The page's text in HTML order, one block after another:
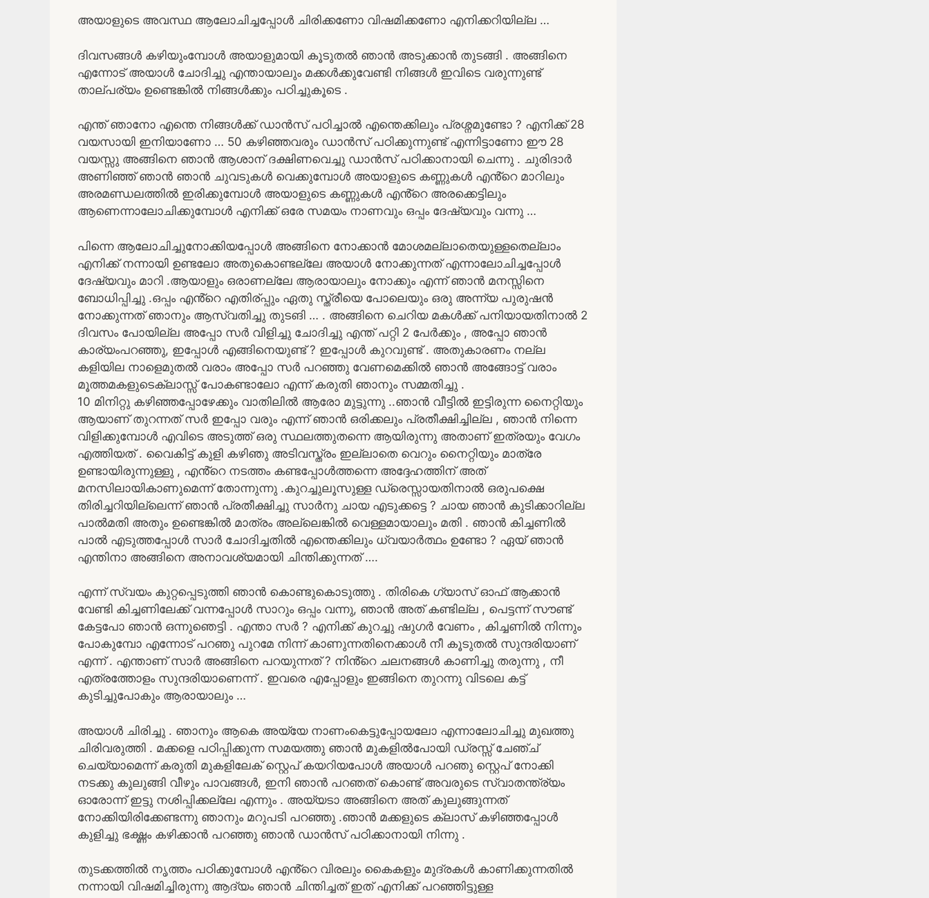
അയാളുടെ അവസ്ഥ ആലോചിച്ചപ്പോൾ ചിരിക്കണോ വിഷമിക്കണോ എനിക്കറിയില്ല …
ദിവസങ്ങൾ കഴിയുംമ്പോൾ അയാളുമായി കൂടുതൽ ഞാൻ അടുക്കാൻ തുടങ്ങി . അങ്ങിനെ
എന്നോട് അയാൾ ചോദിച്ചു എന്തായാലും മക്കൾക്കുവേണ്ടി നിങ്ങൾ ഇവിടെ വരുന്നുണ്ട്
താല്പര്യം ഉണ്ടെങ്കിൽ നിങ്ങൾക്കും പഠിച്ചുകൂടെ .
എന്ത് ഞാനോ എന്തെ നിങ്ങൾക്ക് ഡാൻസ് പഠിച്ചാൽ എന്തെക്കിലും പ്രശ്നമുണ്ടോ ? എനിക്ക് 28
വയസായി ഇനിയാണോ … 50 കഴിഞ്ഞവരും ഡാൻസ് പഠിക്കുന്നുണ്ട് എന്നിട്ടാണോ ഈ 28
വയസ്സു അങ്ങിനെ ഞാൻ ആശാന് ദക്ഷിണവെച്ചു ഡാൻസ് പഠിക്കാനായി ചെന്നു . ചുരിദാർ
അണിഞ്ഞ് ഞാൻ ഞാൻ ചുവടുകൾ വെക്കുമ്പോൾ അയാളുടെ കണ്ണുകൾ എൻ്റെ മാറിലും
അരമണ്ഡലത്തിൽ ഇരിക്കുമ്പോൾ അയാളുടെ കണ്ണുകൾ എൻ്റെ അരക്കെട്ടിലും
ആണെന്നാലോചിക്കുമ്പോൾ എനിക്ക് ഒരേ സമയം നാണവും ഒപ്പം ദേഷ്യവും വന്നു …
പിന്നെ ആലോചിച്ചുനോക്കിയപ്പോൾ അങ്ങിനെ നോക്കാൻ മോശമല്ലാതെയുള്ളതെല്ലാം
എനിക്ക് നന്നായി ഉണ്ടലോ അതുകൊണ്ടല്ലേ അയാൾ നോക്കുന്നത് എന്നാലോചിച്ചപ്പോൾ
ദേഷ്യവും മാറി .ആയാളും ഒരാണല്ലേ ആരായാലും നോക്കും എന്ന് ഞാൻ മനസ്സിനെ
ബോധിപ്പിച്ചു .ഒപ്പം എൻ്റെ എതിര്പ്പും ഏതു സ്ത്രീയെ പോലെയും ഒരു അന്ന്യ പുരുഷൻ
നോക്കുന്നത് ഞാനും ആസ്വതിച്ചു തുടങി … . അങ്ങിനെ ചെറിയ മകൾക്ക് പനിയായതിനാൽ 2
ദിവസം പോയില്ല അപ്പോ സർ വിളിച്ചു ചോദിച്ചു എന്ത് പറ്റി 2 പേർക്കും , അപ്പോ ഞാൻ
കാര്യംപറഞ്ഞു, ഇപ്പോൾ എങ്ങിനെയുണ്ട് ? ഇപ്പോൾ കുറവുണ്ട് . അതുകാരണം നല്ല
കളിയില നാളെമുതൽ വരാം അപ്പോ സർ പറഞ്ഞു വേണമെക്കിൽ ഞാൻ അങ്ങോട്ട് വരാം
മൂത്തമകളുടെക്ലാസ്സ് പോകണ്ടാലോ എന്ന് കരുതി ഞാനും സമ്മതിച്ചു .
10 മിനിറ്റു കഴിഞ്ഞപ്പോഴേക്കും വാതിലിൽ ആരോ മുട്ടുന്നു ..ഞാൻ വീട്ടിൽ ഇട്ടിരുന്ന നൈറ്റിയും
ആയാണ് തുറന്നത് സർ ഇപ്പോ വരും എന്ന് ഞാൻ ഒരിക്കലും പ്രതീക്ഷിച്ചില്ല , ഞാൻ നിന്നെ
വിളിക്കുമ്പോൾ എവിടെ അടുത്ത് ഒരു സ്ഥലത്തുതന്നെ ആയിരുന്നു അതാണ് ഇത്രയും വേഗം
എത്തിയത് . വൈകിട്ട് കുളി കഴിഞു അടിവസ്ത്രം ഇല്ലാതെ വെറും നൈറ്റിയും മാത്രേ
ഉണ്ടായിരുന്നുള്ളു , എൻ്റെ നടത്തം കണ്ടപ്പോൾത്തന്നെ അദ്ദേഹത്തിന് അത്
മനസിലായികാണുമെന്ന് തോന്നുന്നു .കുറച്ചുലൂസുള്ള ഡ്രെസ്സായതിനാൽ ഒരുപക്ഷെ
തിരിച്ചറിയില്ലെന്ന് ഞാൻ പ്രതീക്ഷിച്ചു സാർനു ചായ എടുക്കട്ടെ ? ചായ ഞാൻ കുടിക്കാറില്ല
പാൽമതി അതും ഉണ്ടെങ്കിൽ മാത്രം അല്ലെങ്കിൽ വെള്ളമായാലും മതി . ഞാൻ കിച്ചണിൽ
പാൽ എടുത്തപ്പോൾ സാർ ചോദിച്ചതിൽ എന്തെക്കിലും ധ്വയാർത്ഥം ഉണ്ടോ ? ഏയ് ഞാൻ
എന്തിനാ അങ്ങിനെ അനാവശ്യമായി ചിന്തിക്കുന്നത് ….
എന്ന് സ്വയം കുറ്റപ്പെടുത്തി ഞാൻ കൊണ്ടുകൊടുത്തു . തിരികെ ഗ്യാസ് ഓഫ് ആക്കാൻ
വേണ്ടി കിച്ചണിലേക്ക് വന്നപ്പോൾ സാറും ഒപ്പം വന്നു, ഞാൻ അത് കണ്ടില്ല , പെട്ടന്ന് സൗണ്ട്
കേട്ടപോ ഞാൻ ഒന്നുഞെട്ടി . എന്താ സർ ? എനിക്ക് കുറച്ചു ഷുഗർ വേണം , കിച്ചണിൽ നിന്നും
പോകുമ്പോ എന്നോട് പറഞു പുറമേ നിന്ന് കാണുന്നതിനെക്കാൾ നീ കൂടുതൽ സുന്ദരിയാണ്
എന്ന് . എന്താണ് സാർ അങ്ങിനെ പറയുന്നത് ? നിൻ്റെ ചലനങ്ങൾ കാണിച്ചു തരുന്നു , നീ
എത്രത്തോളം സുന്ദരിയാണെന്ന് . ഇവരെ എപ്പോളും ഇങ്ങിനെ തുറന്നു വിടലെ കട്ട്
കുടിച്ചുപോകും ആരായാലും …
അയാൾ ചിരിച്ചു . ഞാനും ആകെ അയ്യേ നാണംകെട്ടുപ്പോയലോ എന്നാലോചിച്ചു മുഖത്തു
ചിരിവരുത്തി . മക്കളെ പഠിപ്പിക്കുന്ന സമയത്തു ഞാൻ മുകളിൽപോയി ഡ്രസ്സ് ചേഞ്ച്
ചെയ്യാമെന്ന് കരുതി മുകളിലേക് സ്റ്റെപ് കയറിയപോൾ അയാൾ പറഞു സ്റ്റെപ് നോക്കി
നടക്കു കുലുങ്ങി വീഴും പാവങ്ങൾ, ഇനി ഞാൻ പറഞത് കൊണ്ട് അവരുടെ സ്വാതന്ത്ര്യം
ഓരോന്ന് ഇട്ടു നശിപ്പിക്കല്ലേ എന്നും . അയ്യടാ അങ്ങിനെ അത് കുലുങ്ങുന്നത്
നോക്കിയിരിക്കേണ്ടന്നു ഞാനും മറുപടി പറഞ്ഞു .ഞാൻ മക്കളുടെ ക്ലാസ് കഴിഞ്ഞപ്പോൾ
കുളിച്ചു ഭക്ഷ്ണം കഴിക്കാൻ പറഞ്ഞു ഞാൻ ഡാൻസ് പഠിക്കാനായി നിന്നു .
തുടക്കത്തിൽ നൃത്തം പഠിക്കുമ്പോൾ എൻ്റെ വിരലും കൈകളും മുദ്രകൾ കാണിക്കുന്നതിൽ
നന്നായി വിഷമിച്ചിരുന്നു ആദ്യം ഞാൻ ചിന്തിച്ചത് ഇത് എനിക്ക് പറഞ്ഞിട്ടുള്ള